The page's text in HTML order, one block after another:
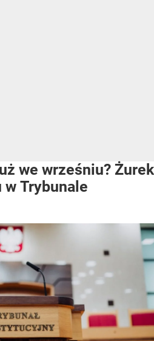
we wrześniu? Żurek
Trybunale